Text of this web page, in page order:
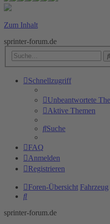
Zum Inhalt
sprinter-forum.de
Schnellzugriff
Unbeantwortete
Aktive Themen
Suche
FAQ
Anmelden
Registrieren
Foren-Übersicht Fahrzeug
Suche
sprinter-forum.de